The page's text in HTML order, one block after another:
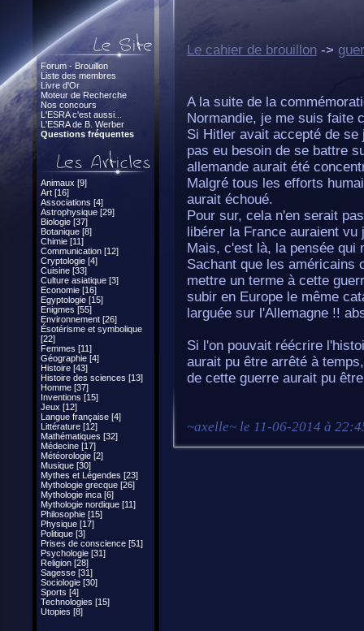
Forum - Brouillon
Liste des membres
Livre d'Or
Moteur de Recherche
Nos concours
L'ESRA c'est aussi...
L'ESRA de B. Werber
Questions fréquentes
Animaux [9]
Art [16]
Associations [4]
Astrophysique [29]
Biologie [37]
Botanique [8]
Chimie [11]
Communication [12]
Cryptologie [4]
Cuisine [33]
Culture asiatique [3]
Economie [16]
Egyptologie [15]
Enigmes [55]
Environnement [26]
Ésotérisme et symbolique
[22]
Femmes [11]
Géographie [4]
Histoire [43]
Histoire des sciences [13]
Homme [37]
Inventions [15]
Jeux [12]
Langue française [4]
Littérature [12]
Mathématiques [32]
Médecine [17]
Météorologie [2]
Musique [30]
Mythes et Légendes [23]
Mythologie grecque [26]
Mythologie inca [6]
Mythologie nordique [11]
Philosophie [15]
Physique [17]
Politique [3]
Prises de conscience [51]
Psychologie [31]
Religion [28]
Sagesse [31]
Sociologie [30]
Sports [4]
Technologies [15]
Utopies [8]
Le cahier de brouillon ->
A la suite de la
Normandie, je me suis faite
Si Hitler avait accepté de se
pas eu besoin de se battre
allemande aurait été
Malgré tous les efforts
aurait échoué.
Pour sur, cela n'en serait
libérer la France auraient vu
Mais, c'est là, la pensée qui
Sachant que les américains
mettre un terme à cette
subir en Europe le même
larguée sur l'Allemagne !!
Si l'on pouvait réécrire
aurait pu être arrêté à
de cette guerre aurait pu
~axelle~ le 11-06-2014 à